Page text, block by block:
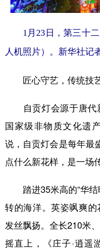
辽宁 吉林
浙江 安徽
山东 河南
广东 广西
陕西 甘肃
新疆 内蒙古
English Español
Русский язык
Deutsch Português
1月23日，第三十
人机照片）。新华社记
匠心守艺，传统技艺
自贡灯会源于唐代
国家级非物质文化遗
说，自贡灯会是每年最
点什么新花样，是一场
踏进35米高的“华结
转的海洋。英姿飒爽的
发丝飘扬。全长210米
摇直上，《庄子·逍遥